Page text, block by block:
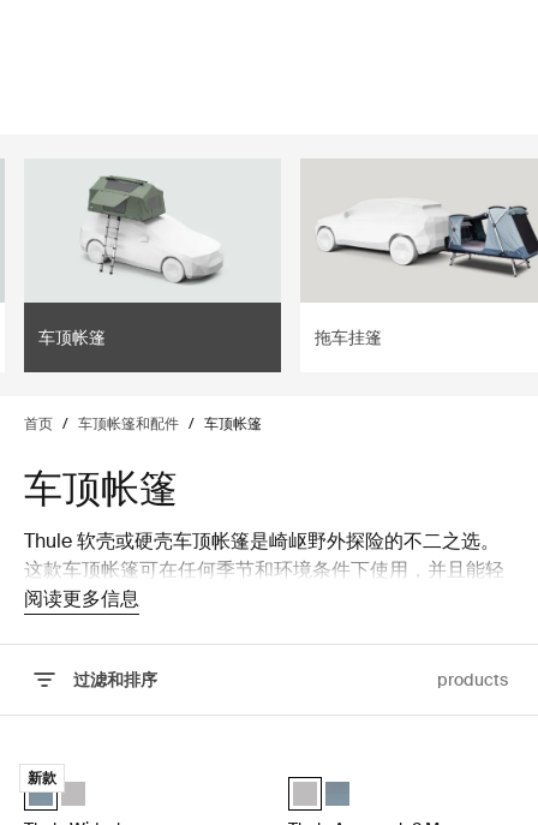
车顶帐篷 拖车挂篷
首页 / 车顶帐篷和配件 / 车顶帐篷
车顶帐篷
Thule 软壳或硬壳车顶帐篷是崎岖野外探险的不二之选。
这款车顶帐篷可在任何季节和环境条件下使用，并且能轻
松安装到车辆的车顶架上。
阅读更多信息
过滤和排序 products
跳至结果
Thule Widesky 硬壳两人车顶帐篷深灰色 Dark slate
新款
Thule Widesky 2-person rooftop tent dark slate 深灰色 (selected)
Thule Widesky 2-person rooftop tent ashland grey 阿什兰灰
Thule Approach 2 M 阿什兰灰
Thule Approach 2 M 深灰色